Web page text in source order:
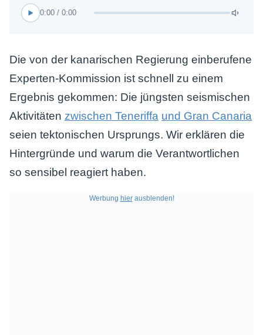
0:00 / 0:00
Die von der kanarischen Regierung einberufene
Experten-Kommission ist schnell zu einem
Ergebnis gekommen: Die jüngsten seismischen
Aktivitäten zwischen Teneriffa und Gran Canaria
seien tektonischen Ursprungs. Wir erklären die
Hintergründe und warum die Verantwortlichen
so sensibel reagiert haben.
Werbung hierausblenden!